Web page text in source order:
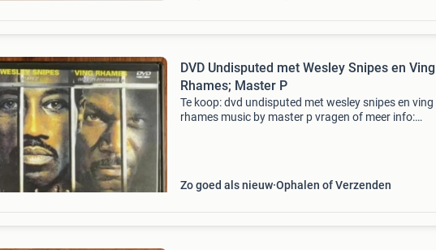
DVD Undisputed met Wesley Snipes en Ving
Rhames; Master P
Te koop: dvd undisputed met wesley snipes en ving
rhames music by master p vragen of meer info:
Zo goed als nieuw Ophalen of Verzenden